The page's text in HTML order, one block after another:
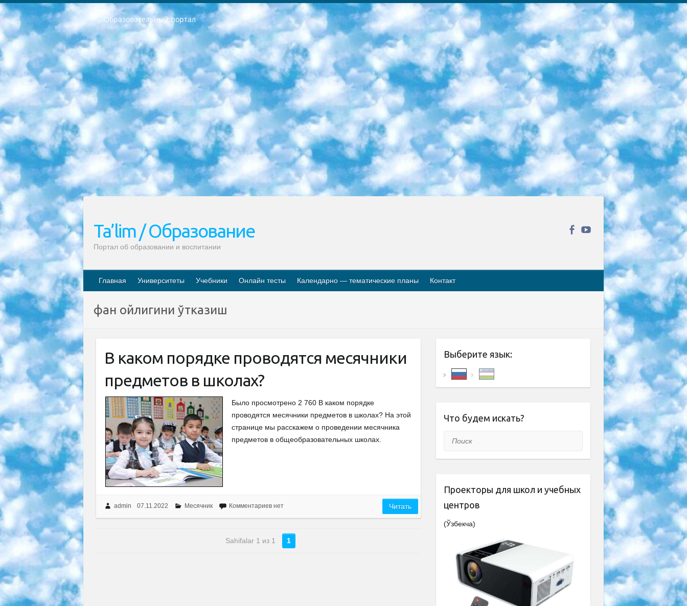
Образовательный портал
РЕСПУБЛИКА УЗБЕКИСТАН МИНИСТРЕРСТВО ДОШКОЛЬНОГО И ШКОЛЬНОГО ОБРАЗОВАНИЯ КОМАНДА в общеобразовательных учреждениях в 2023-2024 учебном году организация и проведение итоговой государственной аттестации обучающихся о Министра дошкольного и школьного образования Республики Узбекистан от 4 марта 2008 года (постановлением Минюста от 20 марта 2008 года № 1778 государственной регистрации) «Итоговое состояние учащихся общего среднего образования на основании положения об утверждении положения об аттестации общего среднего образования выпускной экзамен студентов в образовательных учреждениях в 2023-2024 учебном году В целях организации и прохождения аттестации приказываю: 1. Следующее: перечень предметов, по которым будет проводиться итоговая государственная аттестация и экзамен формы перевода согласно приложению 1; сертификаты международного образца, оценивающие уровень владения иностранными языками перечень согласно приложению 2; 2. Педагогический при специализированных образовательных учреждениях. научно-практический центр квалификации и международной оценки (Д.Давидова) 2024 г. До 25 марта: задания по предметам, по которым будет проводиться итоговая аттестация разработка и утверждение технических условий; итоговая аттестация на основании разработанного предметного задания разработка вопросов по предметам (устно и письменно), экзамен передача; общеобразовательные средние школы и специальные учебные заведения учащиеся выпускных классов школ и интернатов в агентской системе подготовка базы данных экзаменационных материалов и критериев оценки; перевод базы экзаменационных материалов на все языки обучения подать в Республиканский образовательный центр для изготовления; варианты экзаменов на основе разработанных контрольных материалов пусть будут поставлены задачи формирования. 3. Республиканский образовательный центр (Ш.Худайкулов) до 5 апреля 2024 года. до: база данных предоставленных экзаменационных материалов на все языки обучения перевод и экспертиза; для слепых, слабовидящих, глухих, слабослышащих и умственно отсталых детей учащиеся выпускных классов специализированных школ и школ-интернатов база данных экзаменационных материалов на всех преподаваемых языках подготовка критериев оценки; специализированные школы для умственно отсталых детей и технологии для учащихся выпускных классов школ-интернатов разработка соответствующих рекомендаций и критериев проведения ЕГЭ по естествознанию давать задания. 4. Педагогический при специализированных образовательных учреждениях. Научно-практический центр навыков и международной оценки (Д.Давидова), Республика образовательный центр (Худайкулов Ш.) итоговый государственный аттестационный экзамен ориентирован на творческое и логическое мышление при подготовке базы материалов учитывать введение заданий. 5. Следует отметить, что: сертификат государственного образца о знании общеобразовательного предмета и как минимум национальный уровень B1 по предметам на иностранных языках, указанным в Приложении 2. или международно признанный сертификат эквивалентного уровня студенты, изучающие определенный предмет, освобождаются от экзамена; по соответствующим предметам запланирована итоговая государственная аттестация за день до дня, путем жеребьевки Рабочей группой (в письменной форме по предметам, проводимым в форме) из числа сформированных вариантов выбрано 2 варианта; 2 выбранных варианта экзамена анонсированы на официальном сайте министерства и все выпускники по всей стране на основе этих вариантов проводит итоговую государственную аттестацию. 6. Государственное образование учащихся средних общеобразовательных учреждений. знания в соответствии с квалификационными требованиями, которые необходимо приобрести на основании стандартов итоговый (выпускной) контроль для 9 и 11 классов в целях тестирования Экзамены (далее – экзамены) состоят из предметов, перечисленных в приложении 1. будет сделано. 7. Экзамены пройдут с 26 мая по 15 июня 2024 г. (кроме науки физического воспитания). 8. Физическая для учащихся 9 классов общесредних образовательных учреждений. Экзамены по предмету «Образование, квалификация медицина» 1-6 мая 2024 года. сотрудники перевести под присмотр (с отклонениями в физическом или умственном развитии) специализированная школа для детей, школы-интернаты и со сколиозом школы-интернаты санаторного типа для больных детей исключены). 9. Он был слепым, слабовидящим и имел нарушения опорно-двигательного аппарата. экзамены в специализированных школах и интернатах для детей должны проводиться исходя из требований, предъявляемых к общеобразовательным учреждениям (физкультура кроме науки). 10. Специализированная школа для глухих и слабослышащих детей. и экзамены в интернатах и быть реализован в виде письменного теста по математике. 11. Специальность для умственно отсталых детей. Для 9 класса Родной язык и литературное письмо Государственный язык (язык обучения – узбекский). для неклассов) написано Математическое письмо Письменная/устная история Узбекистана Физическое воспитание практично Итоговый контроль Для 11 класса Написание родного языка и литературы (эссе) Математическое письмо Узбекский язык (обучение на узбекском языке) не посещающее общее среднее образование для учреждений)/Образовательное учреждение выбор письменный и устный Иностранный язык письменный/устный Письменная/устная история Узбекистана *По выбору студента:  Химия  Физика  Основы государственного права  География 10 бесплатных образовательных ресурсов - Мы составили подборку онлайн-проектов с интерактивными упражнениями, видеолекциями и статьями. Они помогут вам обрести новые и освежить старые знания бесплатно. 1. «ИНТУИТ» Старейшая образовательная площадка Рунета. Здесь вы найдёте сотни текстовых и видеокурсов на десятки различных тем — от программирования до психологии. Многие курсы подготовлены российскими университетами и крупными международными компаниями вроде Intel и Microsoft. Самостоятельное обучение бесплатное, но желающие могут оплатить услуги персональных наставников. 2. «Смартия» знакомит с актуальными профессиями и подсказывает, как им обучаться. Выбрав заинтересовавшую вас специальность — SMM-специалист, фотограф, веб-дизайнер или другую, — увидите список необходимых для неё умений. Чтобы вы могли освоить их самостоятельно, для каждого умения площадка отображает подборку ссылок на учебные материалы. Хотя «Смартия» ориентируется на русскоязычную аудиторию, часть контента всё же доступна только на английском. 3. «Лекторий Физтеха» Проект Московского физико-технического института (Физтеха). С его помощью вы можете смотреть онлайн серии лекций, записанные на видео в этом вузе. В числе доступных предметов — физика, биология, химия, информационные технологии и другие. К некоторым лекциям администрация ресурса прилагает готовые конспекты, которые можно скачивать в PDF-формате. 4. ITMOcourses Онлайн-площадка Санкт-Петербургского национального исследовательского университета информационных технологий, механики и оптики (ИТМО). Ресурс предоставляет свободный доступ к курсам, разработанным в этом вузе. Каталог материалов разбит на четыре категории: «Оптические системы и технологии», «Приборостроение и робототехника», «Информационные технологии» и «Биотехнологии». Курсы состоят из видеолекций, интерактивных демонстраций и заданий. 5. «КиберЛенинка» Электронная научная библиотека открытого доступа. Каталог площадки регулярно обрастает текстами статей из различных научных изданий. Сгруппированные по журналам и рубрикам публикации можно читать онлайн или скачивать целиком в PDF-формате. Проект нацелен на популяризацию науки за счёт открытого доступа к качественной информации. 6. «ПостНаука» На этом ресурсе публикуют подборки видеолекций, составленные экспертами из разных отраслей и объединённые общими темами. Среди них, к примеру, есть серии «Биоинформатика и геномика», «Культура средневековой Скандинавии» и Cinema Studies о теории кино. Каждая подборка лекций — логически связанная история, рассказанная экспертом от первого лица. Кроме того, на сайте появляются научно-образовательные статьи и тесты на разные темы. 7. «Newочём» Команда проекта «Newочём» отбирает самые интересные тексты из англоязычных СМИ и переводит те из них, за которые голосуют участники сообщества «ВКонтакте». По большей части это научно-популярные статьи. Редакторы придумывают лишь заголовки, в остальном содержание переводов соответствует оригиналам. Полные тексты можно читать прямо в социальной сети. 8. InternetUrok Онлайн-база материалов по основным дисциплинам школьной программы. Информация на сайте структурирована по классам, предметам и темам (урокам). Каждый урок состоит из видеолекций и конспектов. Есть также интерактивные тренажёры и тесты для закрепления пройденного материала. Даже если вы давно окончили школу, возможность повторить программу старших классов всегда может пригодиться. 9. Edutainme Ещё один ресурс об образовании. В отличие от Newtonew, как мне кажется, Edutainme больше ориентируется на представителей индустрии: педагогов, предпринимателей, разработчиков образовательных проектов. Но и любой, кто просто стремится к саморазвитию, найдёт на сайте много полезного и интересного для себя. Например, информацию о новых курсах и образовательных сервисах. 10. Newtonew Онлайн-медиа об образовании и обучении в широком смысле. Авторы Newtonew пишут об инструментах, заведениях, тактиках и стратегиях, которые помогают учить других и получать новые знания самостоятельно. На этой площадке вы найдёте новости, обзоры, аналитические мат
Ta’lim / Образование
Портал об образовании и воспитании
Главная Университеты Учебники Онлайн тесты Календарно — тематические планы Контакт
фан ойлигини ўтказиш
В каком порядке проводятся месячники
предметов в школах?
Было просмотрено 2 760 В каком порядке
проводятся месячники предметов в школах? На этой
странице мы расскажем о проведении месячника
предметов в общеобразовательных школах.
admin 07.11.2022 Месячник Комментариев нет Читать
Sahifalar 1 из 1 1
Выберите язык:
Что будем искать?
Поиск
Проекторы для школ и учебных
центров
(Ўзбекча)